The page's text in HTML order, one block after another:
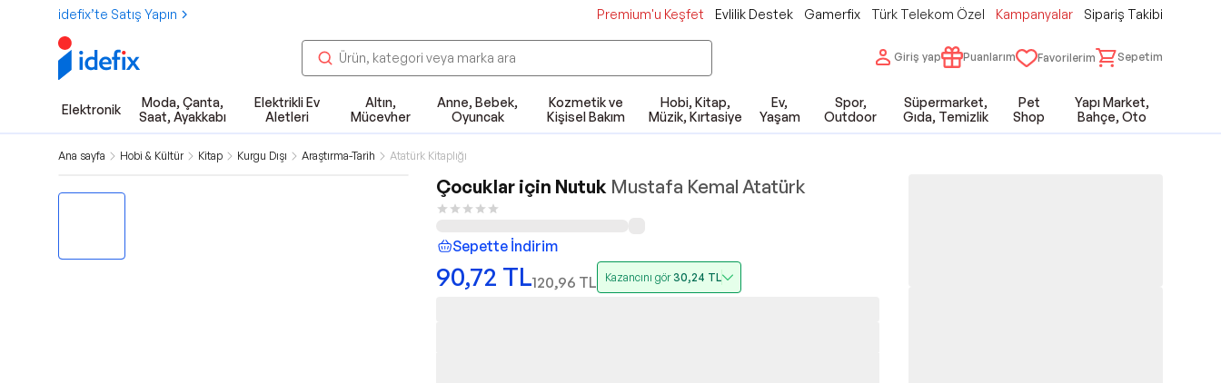
idefix’te Satış Yapın Premium'u Keşfet Evlilik Destek Gamerfix Türk Telekom Özel Kampanyalar Sipariş Takibi
Giriş yap Puanlarım Favorilerim Sepetim
Elektronik
Moda, Çanta,
Saat, Ayakkabı
Elektrikli Ev
Aletleri
Altın,
Mücevher
Anne, Bebek,
Oyuncak
Kozmetik ve
Kişisel Bakım
Hobi, Kitap,
Müzik, Kırtasiye
Ev,
Yaşam
Spor,
Outdoor
Süpermarket,
Gıda, Temizlik
Pet
Shop
Yapı Market,
Bahçe, Oto
Ana sayfa Hobi & Kültür Kitap Kurgu Dışı Araştırma-Tarih Atatürk Kitaplığı
Çocuklar için Nutuk Mustafa Kemal Atatürk
Sepette İndirim
90,72 TL120,96 TL Kazancını gör30,24 TL